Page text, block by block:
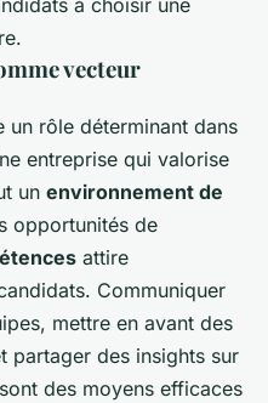
à choisir une
vecteur
un rôle déterminant dans
entreprise qui valorise
un environnement de
opportunités de
attire
Communiquer
mettre en avant des
partager des insights sur
sont des moyens efficaces